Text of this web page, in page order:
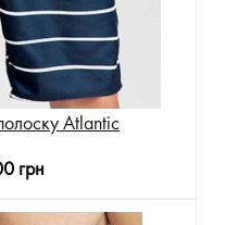
Atlantic
грн